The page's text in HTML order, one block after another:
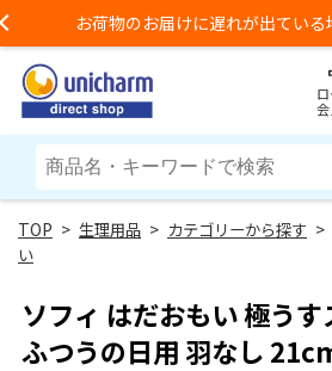
3,980円以上のご購入で送料無
> 生理用品 > カテゴリーから探す >
い
ソフィ はだおもい 極う
ふつうの日用 羽なし